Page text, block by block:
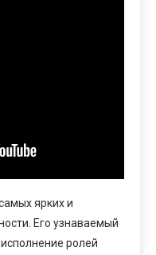
ярких и
Его узнаваемый
ролей